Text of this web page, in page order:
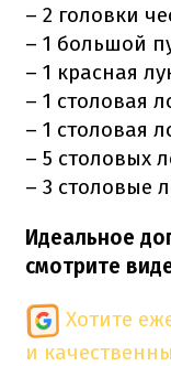
– 2 головки
– 1 большой
– 1 красная
– 1 столовая
– 1 столовая
– 5 столовых
– 3 столовые
Идеальное
смотрите
Хотите
и